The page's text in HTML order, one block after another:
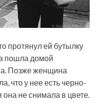
протянул ей бутылку
пошла домой
Позже женщина
что у нее есть черно-
не снимала в цвете.